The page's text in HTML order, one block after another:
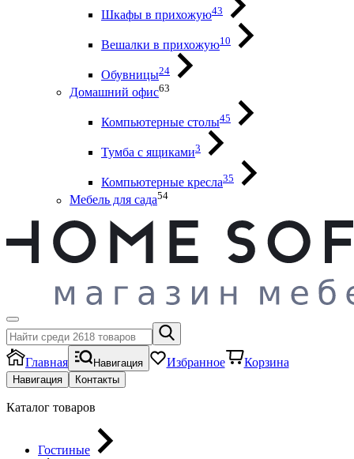
Шкафы в прихожую43
Вешалки в прихожую10
Обувницы24
Домашний офис63
Компьютерные столы45
Тумба с ящиками3
Компьютерные кресла35
Мебель для сада54
Главная Навигация Избранное Корзина
Навигация Контакты
Каталог товаров
Гостиные